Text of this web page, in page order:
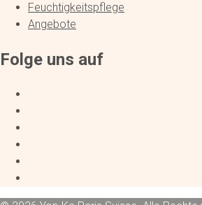
Feuchtigkeitspflege
Angebote
Folge uns auf